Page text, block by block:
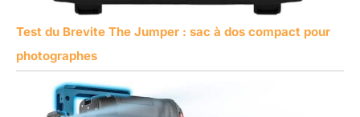
Test du Brevite The Jumper : sac à dos compact pour
photographes